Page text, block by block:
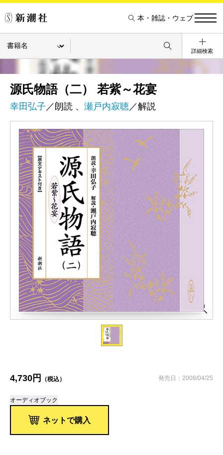
本・雑誌・ウェブ
詳細検索
源氏物語（二） 若紫～花宴
幸田弘子 ／朗読 、 瀬戸内寂聴／解説
4,730円 （税込） 発売日：2008/04/25
オーディオブック
ネットで購入